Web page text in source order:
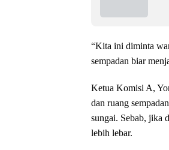
“Kita ini diminta
sempadan biar
Ketua Komisi A,
dan ruang
sungai. Sebab, jika
lebih lebar.